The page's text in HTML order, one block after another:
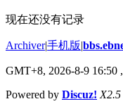
现在还没有记录
Archiver|手机版|
GMT+8, 2026-8-9 16:50
Powered by Discuz! X2.5